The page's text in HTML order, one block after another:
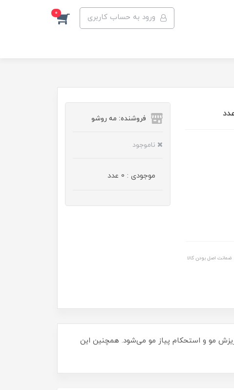
ورود به حساب کاربری 0
ضمانت اصل بودن کالا
فروشنده: مه رو‌شو
ناموجود
موجودی : 0 عدد
مو و استحکام پیاز مو می‌شود. همچنین این